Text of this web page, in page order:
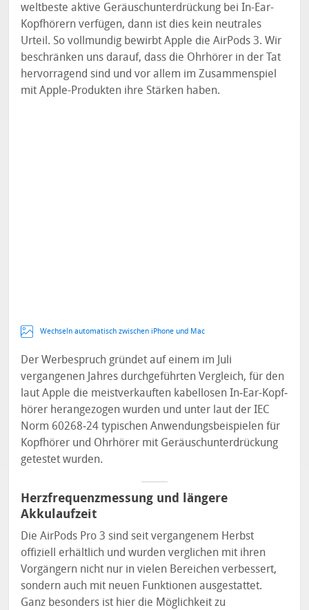
weltbeste aktive Geräuschunterdrückung bei In-Ear-
Kopfhörern verfügen, dann ist dies kein neutrales
Urteil. So vollmundig bewirbt Apple die AirPods 3. Wir
beschränken uns darauf, dass die Ohrhörer in der Tat
hervorragend sind und vor allem im Zusammenspiel
mit Apple-Produkten ihre Stärken haben.
Wechseln automatisch zwischen iPhone und Mac
Der Werbespruch gründet auf einem im Juli
vergangenen Jahres durchgeführten Vergleich, für den
laut Apple die meistverkauften kabel­losen In‑Ear-Kopf­
hörer herangezogen wurden und unter laut der IEC
Norm 60268‑24 typischen Anwendungsbeispielen für
Kopfhörer und Ohrhörer mit Geräuschunterdrückung
getestet wurden.
Herzfrequenzmessung und längere
Akkulaufzeit
Die AirPods Pro 3 sind seit vergangenem Herbst
offiziell erhältlich und wurden verglichen mit ihren
Vorgängern nicht nur in vielen Bereichen verbessert,
sondern auch mit neuen Funktionen ausgestattet.
Ganz besonders ist hier die Möglichkeit zu